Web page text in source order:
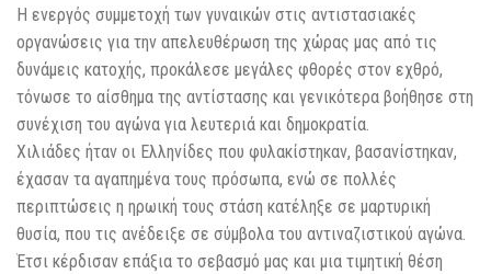
Η ενεργός συμμετοχή των γυναικών στις αντιστασιακές
οργανώσεις για την απελευθέρωση της χώρας μας από τις
δυνάμεις κατοχής, προκάλεσε μεγάλες φθορές στον εχθρό,
τόνωσε το αίσθημα της αντίστασης και γενικότερα βοήθησε στη
συνέχιση του αγώνα για λευτεριά και δημοκρατία.
Χιλιάδες ήταν οι Ελληνίδες που φυλακίστηκαν, βασανίστηκαν,
έχασαν τα αγαπημένα τους πρόσωπα, ενώ σε πολλές
περιπτώσεις η ηρωική τους στάση κατέληξε σε μαρτυρική
θυσία, που τις ανέδειξε σε σύμβολα του αντιναζιστικού αγώνα.
Έτσι κέρδισαν επάξια το σεβασμό μας και μια τιμητική θέση